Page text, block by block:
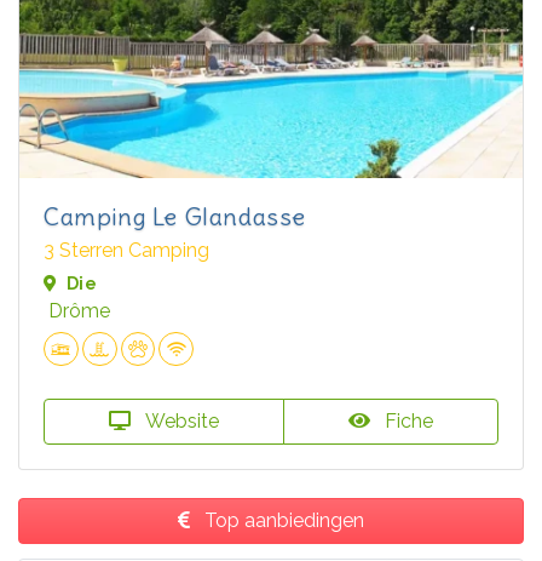
Camping Le Glandasse
3 Sterren Camping
Die
Drôme
Website Fiche
Top aanbiedingen